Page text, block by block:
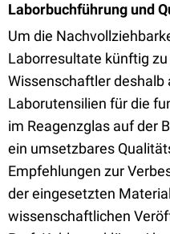
Laborbuchführung und
Um die
Laborresultate künftig
Wissenschaftler deshalb
Laborutensilien für die
im Reagenzglas auf der
ein umsetzbares
Empfehlungen zur
der eingesetzten
wissenschaftlichen